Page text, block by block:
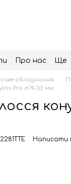
Про нас Ще
обладнання
Pro d.19-32 мм
Написати